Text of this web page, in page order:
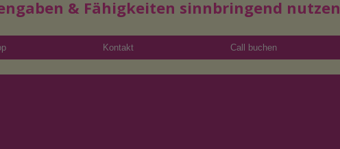
& Fähigkeiten sinnbringend nutzen
Kontakt Call buchen